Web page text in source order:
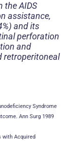
the AIDS
assistance,
and its
perforation
and
retroperitoneal
Syndrome
Ann Surg 1989
with Acquired